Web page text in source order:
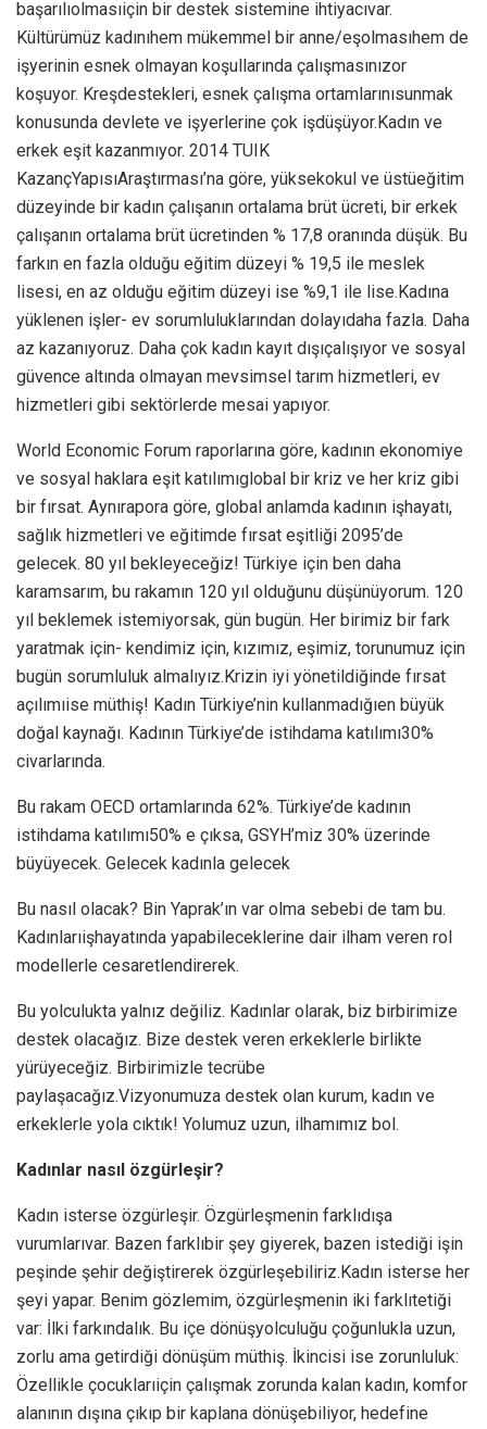
başarılıolmasıiçin bir destek sistemine ihtiyacıvar.
Kültürümüz kadınıhem mükemmel bir anne/eşolmasıhem de
işyerinin esnek olmayan koşullarında çalışmasınızor
koşuyor. Kreşdestekleri, esnek çalışma ortamlarınısunmak
konusunda devlete ve işyerlerine çok işdüşüyor.Kadın ve
erkek eşit kazanmıyor. 2014 TUIK
KazançYapısıAraştırması’na göre, yüksekokul ve üstüeğitim
düzeyinde bir kadın çalışanın ortalama brüt ücreti, bir erkek
çalışanın ortalama brüt ücretinden % 17,8 oranında düşük. Bu
farkın en fazla olduğu eğitim düzeyi % 19,5 ile meslek
lisesi, en az olduğu eğitim düzeyi ise %9,1 ile lise.Kadına
yüklenen işler- ev sorumluluklarından dolayıdaha fazla. Daha
az kazanıyoruz. Daha çok kadın kayıt dışıçalışıyor ve sosyal
güvence altında olmayan mevsimsel tarım hizmetleri, ev
hizmetleri gibi sektörlerde mesai yapıyor.
World Economic Forum raporlarına göre, kadının ekonomiye
ve sosyal haklara eşit katılımıglobal bir kriz ve her kriz gibi
bir fırsat. Aynırapora göre, global anlamda kadının işhayatı,
sağlık hizmetleri ve eğitimde fırsat eşitliği 2095’de
gelecek. 80 yıl bekleyeceğiz! Türkiye için ben daha
karamsarım, bu rakamın 120 yıl olduğunu düşünüyorum. 120
yıl beklemek istemiyorsak, gün bugün. Her birimiz bir fark
yaratmak için- kendimiz için, kızımız, eşimiz, torunumuz için
bugün sorumluluk almalıyız.Krizin iyi yönetildiğinde fırsat
açılımıise müthiş! Kadın Türkiye’nin kullanmadığıen büyük
doğal kaynağı. Kadının Türkiye’de istihdama katılımı30%
civarlarında.
Bu rakam OECD ortamlarında 62%. Türkiye’de kadının
istihdama katılımı50% e çıksa, GSYH’miz 30% üzerinde
büyüyecek. Gelecek kadınla gelecek
Bu nasıl olacak? Bin Yaprak’ın var olma sebebi de tam bu.
Kadınlarıişhayatında yapabileceklerine dair ilham veren rol
modellerle cesaretlendirerek.
Bu yolculukta yalnız değiliz. Kadınlar olarak, biz birbirimize
destek olacağız. Bize destek veren erkeklerle birlikte
yürüyeceğiz. Birbirimizle tecrübe
paylaşacağız.Vizyonumuza destek olan kurum, kadın ve
erkeklerle yola cıktık! Yolumuz uzun, ilhamımız bol.
Kadınlar nasıl özgürleşir?
Kadın isterse özgürleşir. Özgürleşmenin farklıdışa
vurumlarıvar. Bazen farklıbir şey giyerek, bazen istediği işin
peşinde şehir değiştirerek özgürleşebiliriz.Kadın isterse her
şeyi yapar. Benim gözlemim, özgürleşmenin iki farklıtetiği
var: İlki farkındalık. Bu içe dönüşyolculuğu çoğunlukla uzun,
zorlu ama getirdiği dönüşüm müthiş. İkincisi ise zorunluluk:
Özellikle çocuklarıiçin çalışmak zorunda kalan kadın, komfor
alanının dışına çıkıp bir kaplana dönüşebiliyor, hedefine